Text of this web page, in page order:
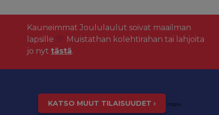
Kauneimmat Joululaulut soivat maailman
lapsille
Muistathan kolehtirahan tai lahjoita
jo nyt tästä.
KATSO MUUT TILAISUUDET › inspis